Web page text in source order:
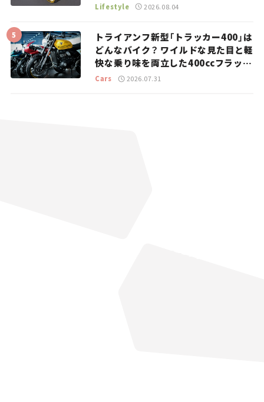
マとホビー】
Lifestyle 2026.08.04
トライアンフ新型「トラッカー400」は
どんなバイク？ ワイルドな見た目と軽
快な乗り味を両立した400ccフラット
トラッカー【試乗レビュー】
Cars 2026.07.31